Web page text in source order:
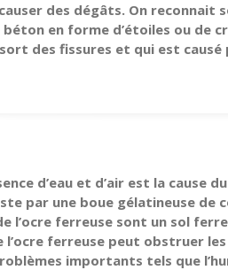
des dégâts. On reconnait
en forme d’étoiles ou de
des fissures et qui est
d’eau et d’air est la cause
par une boue gélatineuse de
l’ocre ferreuse sont un sol
ferreuse peut obstruer
importants tels que